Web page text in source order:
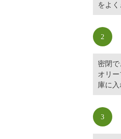
をよく
2
密閉
オリ
庫に入
3